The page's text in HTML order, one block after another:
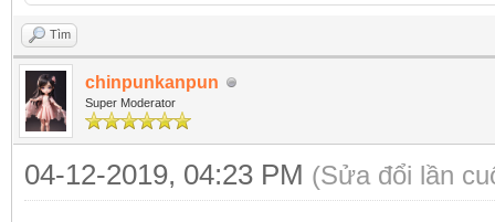
Tìm
chinpunkanpun
Super Moderator
04-12-2019, 04:23 PM (Sửa đổi lần